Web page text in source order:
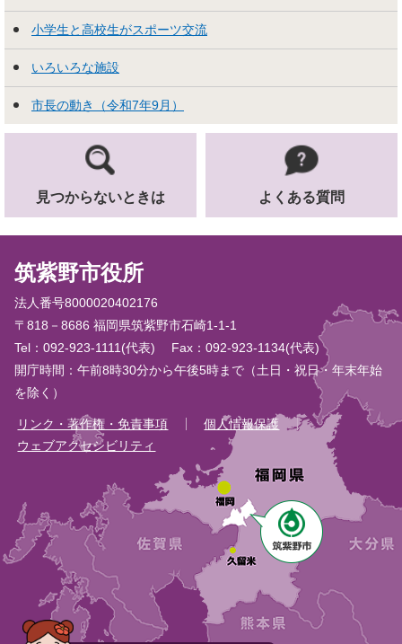
小学生と高校生がスポーツ交流
いろいろな施設
市長の動き（令和7年9月）
見つからないときは よくある質問
筑紫野市役所
法人番号8000020402176
〒818－8686 福岡県筑紫野市石崎1-1-1
Tel：092-923-1111(代表)
Fax：092-923-1134(代表)
開庁時間：午前8時30分から午後5時まで（土日・祝日・年末年始
を除く）
リンク・著作権・免責事項
個人情報保護
ウェブアクセシビリティ